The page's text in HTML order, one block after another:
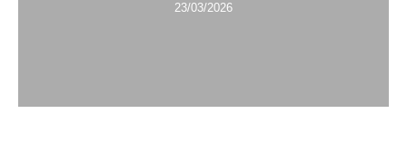
23/03/2026